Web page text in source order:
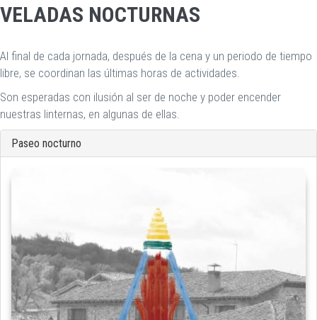
VELADAS NOCTURNAS
Al final de cada jornada, después de la cena y un periodo de tiempo
libre, se coordinan las últimas horas de actividades.
Son esperadas con ilusión al ser de noche y poder encender
nuestras linternas, en algunas de ellas.
Paseo nocturno